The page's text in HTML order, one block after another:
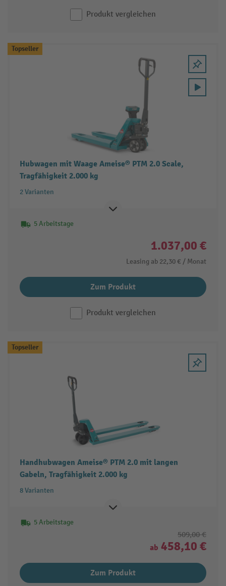
Produkt vergleichen
Topseller
Hubwagen mit Waage Ameise® PTM 2.0 Scale,
Tragfähigkeit 2.000 kg
2 Varianten
5 Arbeitstage
1.037,00 €
Leasing ab 22,30 € / Monat
Zum Produkt
Produkt vergleichen
Topseller
Handhubwagen Ameise® PTM 2.0 mit langen
Gabeln, Tragfähigkeit 2.000 kg
8 Varianten
5 Arbeitstage
509,00 €
ab 458,10 €
Zum Produkt